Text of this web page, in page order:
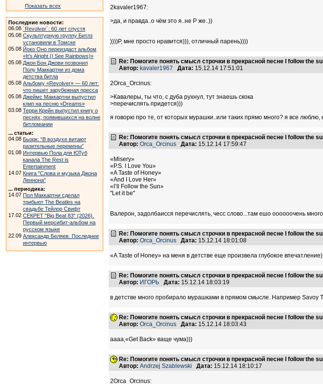
Показать всех
Последние новости:
06.08 `Revolver`: 60 лет спустя
05.08 Скульптурную группу Битлз
установили в Томске
05.08 Йоко Оно переиздаст альбом
«It’s Alright (I See Rainbows)»
05.08 Джон Бон Джови позвонил
Полу Маккартни из дома
детства битла
05.08 Альбому «Revolver» — 60 лет:
что пишет зарубежная пресса
05.08 Джеймс Маккартни выпустил
клип на песню «Dreams»
03.08 Терри Крейн выпустил книгу о
песнях, появившихся на волне
битломании
... статьи:
04.08 Бьорк: “В воздухе витают
разительные перемены”
01.08 Интервью Пола для ЮТуб
канала The Rest is
Entertainment
14.07 Книга "Слова и музыка Джона
Леннона"
... периодика:
14.07 Пол Маккартни сделал
трибьют The Beatles на
свадьбе Тейлор Свифт
17.02 СЕКРЕТ "Big Beat 83" (2026).
Первый мерсибит-альбом на
русском языке
22.09 Александр Беляев. Последнее
интервью
2kavaler1967:
>да, и правда..о чём это я..не Р же..))
))))Р, мне просто нравится))), отличный парень))))
Re: Помогите понять смысл строчки в прекрасной песне I follow the
Автор: kavaler1967 Дата: 15.12.14 17:51:01
2Orca_Orcinus:
>Кавалеры, ты что, с дуба рухнул, тут знаешь скока
>перечислять придется)))
я говорю про те, от которых мурашки..или таких прямо много? я все
Re: Помогите понять смысл строчки в прекрасной песне I follow the
Автор: Orca_Orcinus Дата: 15.12.14 17:59:47
«Misery»
«P.S. I Love You»
«A Taste of Honey»
«And I Love Her»
«I’ll Follow the Sun»
"Let it be"
Валерон, задолбаисся перечислять, чесс слово...там ешо оооооочень
Re: Помогите понять смысл строчки в прекрасной песне I follow the
Автор: Orca_Orcinus Дата: 15.12.14 18:01:08
«A Taste of Honey» на меня в детстве еще произвела глубокое впечатление)
Re: Помогите понять смысл строчки в прекрасной песне I follow the
Автор: ИГОРЬ Дата: 15.12.14 18:03:19
в детстве много пробирало мурашками в прямом смысле. Например Savoy
Re: Помогите понять смысл строчки в прекрасной песне I follow the
Автор: Orca_Orcinus Дата: 15.12.14 18:03:43
аааа,«Get Back» ваще чума)))
Re: Помогите понять смысл строчки в прекрасной песне I follow the
Автор: Andrzej Szablewski Дата: 15.12.14 18:10:17
2Orca_Orcinus: